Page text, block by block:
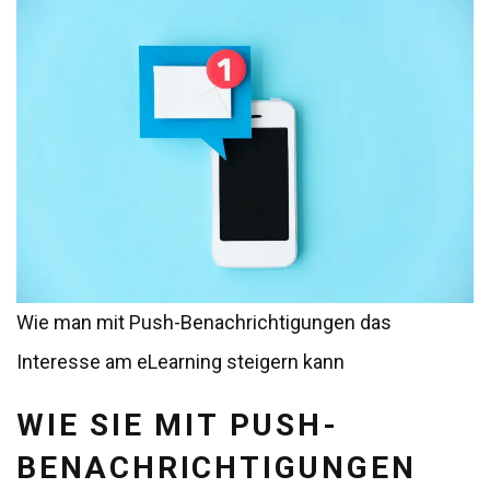
Wie man mit Push-Benachrichtigungen das
Interesse am eLearning steigern kann
WIE SIE MIT PUSH-
BENACHRICHTIGUNGEN